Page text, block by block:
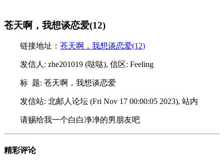
苍天啊，我想谈恋爱(12)
链接地址： 苍天啊，我想谈恋爱(12)
发信人: zhe201019 (哒哒), 信区: Feeling
标 题: 苍天啊，我想谈恋爱
发信站: 北邮人论坛 (Fri Nov 17 00:00:05 2023), 站内
请赐给我一个白白净净的男朋友吧
精彩评论